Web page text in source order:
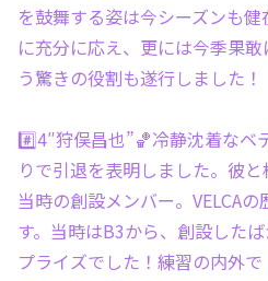
を鼓舞する姿は今シーズンも
に充分に応え、更には今季果
う驚きの役割も遂行しました！
#️⃣4″狩俣昌也”🏀冷静沈着なベ
りで引退を表明しました。彼
当時の創設メンバー。VELCA
す。当時はB3から、創設した
プライズでした！練習の内外